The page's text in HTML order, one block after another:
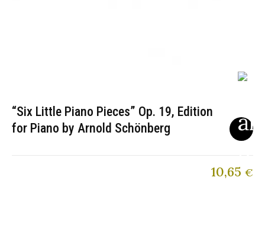
“Six Little Piano Pieces” Op. 19, Edition
for Piano by Arnold Schönberg
10,65 €